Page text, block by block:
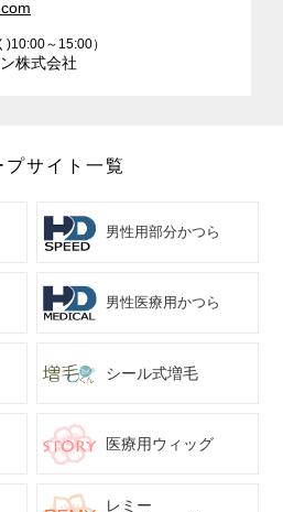
)10:00～15:00）
株式会社
プサイト一覧
男性用部分かつら
男性医療用かつら
シール式増毛
医療用ウィッグ
レミー